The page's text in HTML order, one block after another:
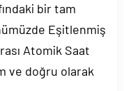
bir tam
Eşitlenmiş
Atomik Saat
ve doğru olarak